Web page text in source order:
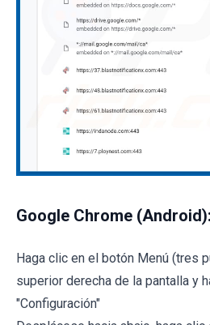
Google Chrome (Android):
Haga clic en el botón Menú (tres
superior derecha de la pantalla y
"Configuración"